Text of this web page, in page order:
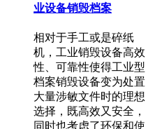
业设备销毁档案
相对于手工或是碎纸
机，工业销毁设备高效
性、可靠性使得工业型
档案销毁设备变为处置
大量涉敏文件时的理想
选择，既高效又安全，
同时也考虑了环保和使